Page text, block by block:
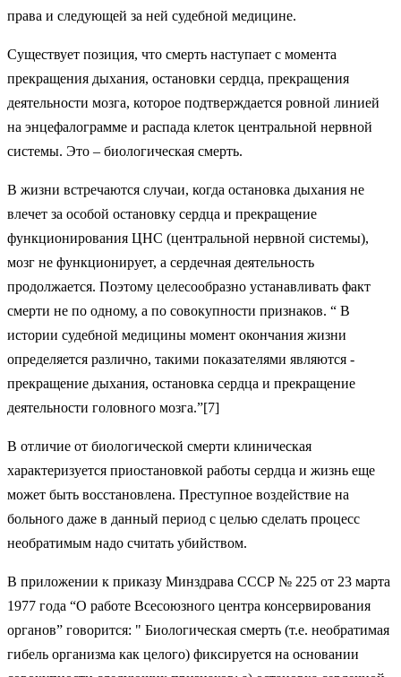
права и следующей за ней судебной медицине.
Существует позиция, что смерть наступает с момента
прекращения дыхания, остановки сердца, прекращения
деятельности мозга, которое подтверждается ровной линией
на энцефалограмме и распада клеток центральной нервной
системы. Это – биологическая смерть.
В жизни встречаются случаи, когда остановка дыхания не
влечет за особой остановку сердца и прекращение
функционирования ЦНС (центральной нервной системы),
мозг не функционирует, а сердечная деятельность
продолжается. Поэтому целесообразно устанавливать факт
смерти не по одному, а по совокупности признаков. “ В
истории судебной медицины момент окончания жизни
определяется различно, такими показателями являются -
прекращение дыхания, остановка сердца и прекращение
деятельности головного мозга.”[7]
В отличие от биологической смерти клиническая
характеризуется приостановкой работы сердца и жизнь еще
может быть восстановлена. Преступное воздействие на
больного даже в данный период с целью сделать процесс
необратимым надо считать убийством.
В приложении к приказу Минздрава СССР № 225 от 23 марта
1977 года “О работе Всесоюзного центра консервирования
органов” говорится: " Биологическая смерть (т.е. необратимая
гибель организма как целого) фиксируется на основании